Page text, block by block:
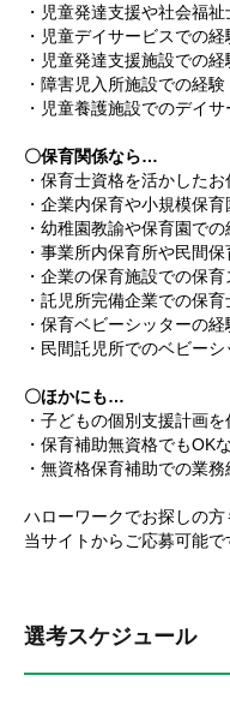
・児童発達支援や社会福
・児童デイサービスでの経
・児童発達支援施設での経
・障害児入所施設での経験
・児童養護施設でのデイ
〇保育関係なら…
・保育士資格を活かした
・企業内保育や小規模保
・幼稚園教諭や保育園での
・事業所内保育所や民間
・企業の保育施設での保
・託児所完備企業での保
・保育ベビーシッターの経
・民間託児所でのベビー
〇ほかにも…
・子どもの個別支援計画
・保育補助無資格でもOK
・無資格保育補助での業務
ハローワークでお探しの方
当サイトからご応募可能で
選考スケジュール